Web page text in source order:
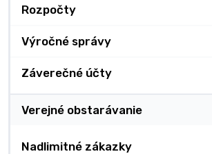
Rozpočty
Výročné správy
Záverečné účty
Verejné obstarávanie
Nadlimitné zákazky